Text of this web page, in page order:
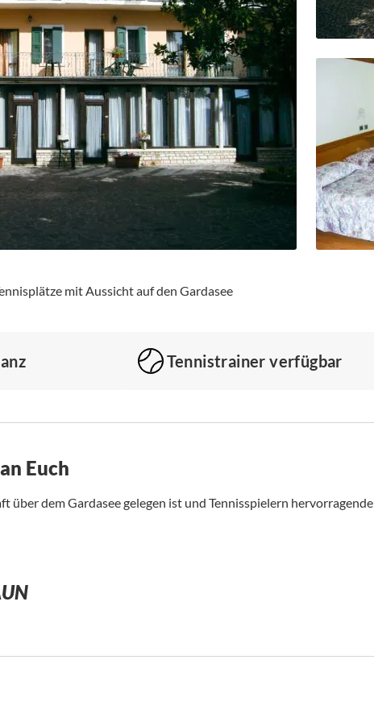
mit Aussicht auf den Gardasee
Tennistrainer verfügbar
Euch
dem Gardasee gelegen ist und Tennisspielern hervorragende